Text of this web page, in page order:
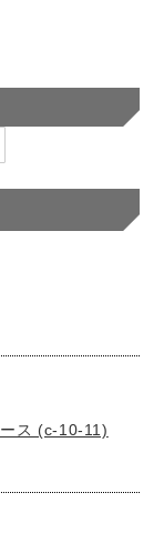
ス (c-10-11)